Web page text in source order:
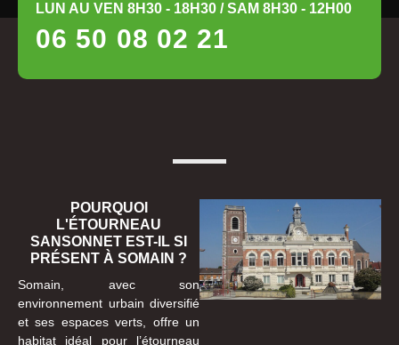
LUN AU VEN 8H30 - 18H30 / SAM 8H30 - 12H00
06 50 08 02 21
POURQUOI
L'ÉTOURNEAU
SANSONNET EST-IL SI
PRÉSENT À SOMAIN ?
Somain, avec son
environnement urbain diversifié
et ses espaces verts, offre un
habitat idéal pour l’étourneau